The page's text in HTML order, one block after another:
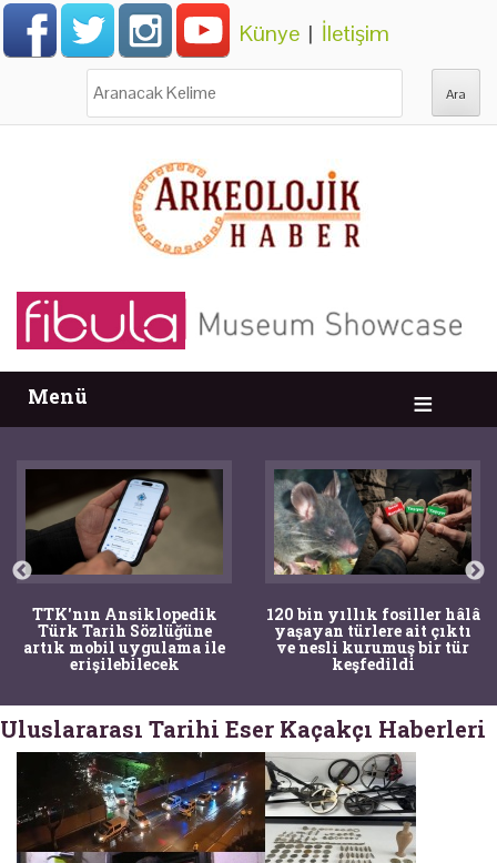
Künye | İletişim
Menü
TTK'nın Ansiklopedik
Türk Tarih Sözlüğüne
artık mobil uygulama ile
erişilebilecek
120 bin yıllık fosiller hâlâ
yaşayan türlere ait çıktı
ve nesli kurumuş bir tür
keşfedildi
Uluslararası Tarihi Eser Kaçakçı Haberleri